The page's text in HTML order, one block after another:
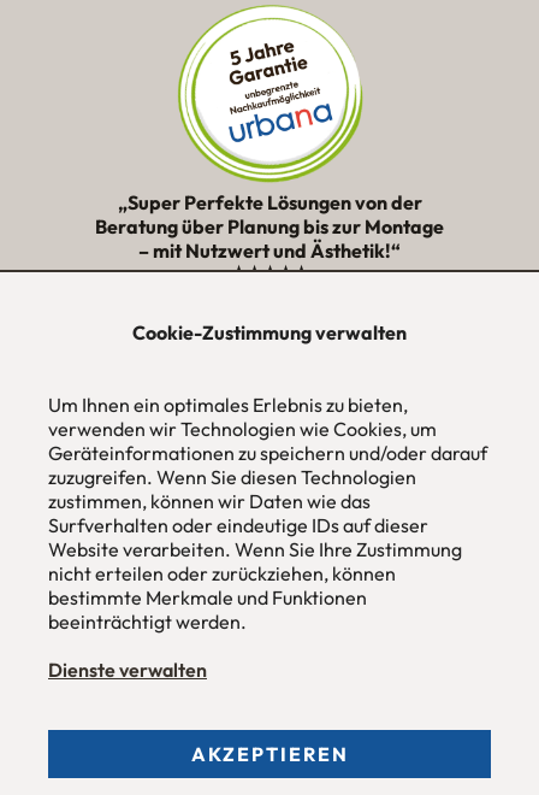
Cookie-Zustimmung verwalten
Um Ihnen ein optimales Erlebnis zu bieten,
verwenden wir Technologien wie Cookies, um
Geräteinformationen zu speichern und/oder darauf
zuzugreifen. Wenn Sie diesen Technologien
zustimmen, können wir Daten wie das
Surfverhalten oder eindeutige IDs auf dieser
Website verarbeiten. Wenn Sie Ihre Zustimmung
nicht erteilen oder zurückziehen, können
bestimmte Merkmale und Funktionen
beeinträchtigt werden.
Dienste verwalten
AKZEPTIEREN
„Super Perfekte Lösungen von der
Beratung über Planung bis zur Montage
– mit Nutzwert und Ästhetik!“
★★★★★
ohne Mehrpreis nach Maß
Hans Pinsel-Str. 1
im DreierHaus
85540
Haar / München
089 / 420 44 535
Fax
089 / 456 00 646
E-Mail
mail@urbana-moebel.de
Öffnungszeiten desMöbelgeschäfts
Samstag 09:30 -16:00 Uhr
und nach Vereinbarung.
Allgemeine Geschäftsbedingungen (AGB)